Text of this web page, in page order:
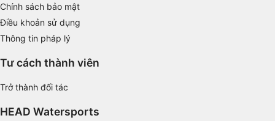
Chính sách bảo mật
Điều khoản sử dụng
Thông tin pháp lý
Tư cách thành viên
Trở thành đối tác
HEAD Watersports
Identify devices based on information
actively requested
Non-IAB processing purposes:
Necessary
Performance
Functional